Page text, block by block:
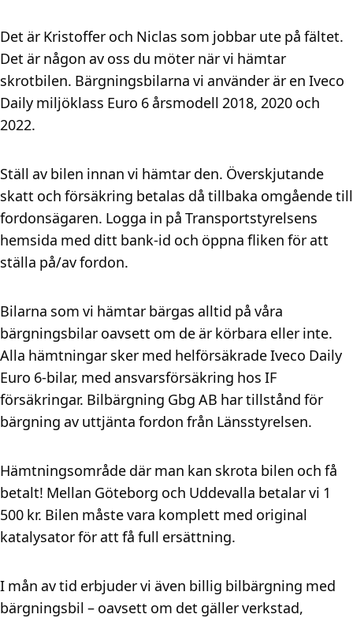
Det är Kristoffer och Niclas som jobbar ute på fältet.
Det är någon av oss du möter när vi hämtar
skrotbilen. Bärgningsbilarna vi använder är en Iveco
Daily miljöklass Euro 6 årsmodell 2018, 2020 och
2022.
Ställ av bilen innan vi hämtar den. Överskjutande
skatt och försäkring betalas då tillbaka omgående till
fordonsägaren. Logga in på Transportstyrelsens
hemsida med ditt bank-id och öppna fliken för att
ställa på/av fordon.
Bilarna som vi hämtar bärgas alltid på våra
bärgningsbilar oavsett om de är körbara eller inte.
Alla hämtningar sker med helförsäkrade Iveco Daily
Euro 6-bilar, med ansvarsförsäkring hos IF
försäkringar. Bilbärgning Gbg AB har tillstånd för
bärgning av uttjänta fordon från Länsstyrelsen.
Hämtningsområde där man kan skrota bilen och få
betalt! Mellan Göteborg och Uddevalla betalar vi 1
500 kr. Bilen måste vara komplett med original
katalysator för att få full ersättning.
I mån av tid erbjuder vi även billig bilbärgning med
bärgningsbil – oavsett om det gäller verkstad,